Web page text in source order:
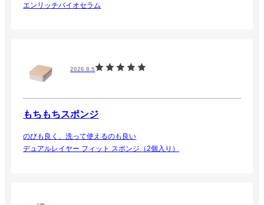
エンリッチバイオセラム
2026.8.5
もちもちスポンジ
のびも良く、洗って使えるのも良い
デュアルレイヤー フィット スポンジ（2個入り）